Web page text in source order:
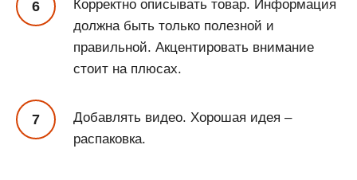
Корректно описывать товар. Информация
должна быть только полезной и
правильной. Акцентировать внимание
стоит на плюсах.
Добавлять видео. Хорошая идея –
распаковка.